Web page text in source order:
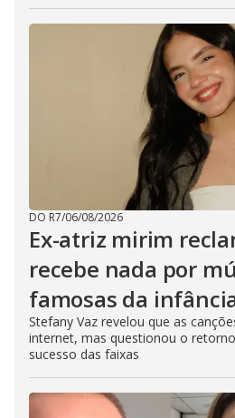
DO R7/06/08/2026
Ex-atriz mirim
recebe nada por
famosas da
Stefany Vaz revelou que as
internet, mas questionou o
sucesso das faixas